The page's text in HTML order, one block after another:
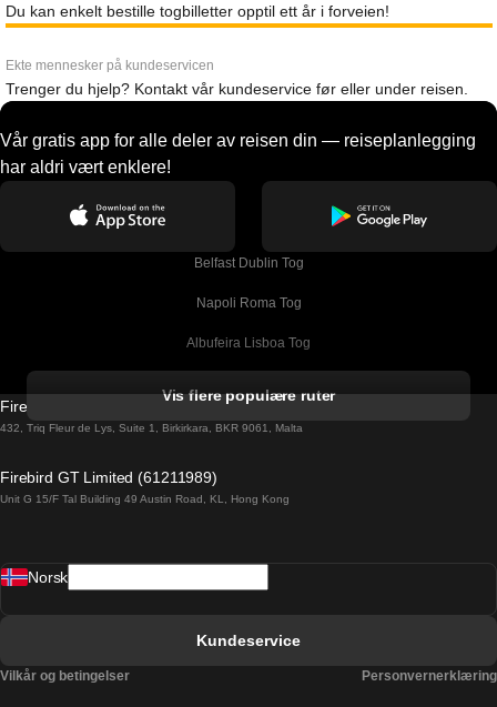
Du kan enkelt bestille togbilletter opptil ett år i forveien!
Ekte mennesker på kundeservicen
Trenger du hjelp? Kontakt vår kundeservice før eller under reisen.
Vår gratis app for alle deler av reisen din — reiseplanlegging
har aldri vært enklere!
Belfast Dublin Tog
Napoli Roma Tog
Albufeira Lisboa Tog
Barcelona Madrid Tog
Barcelona Sevilla Tog
Vis flere populære ruter
Firebird GT Limited (OC 1451)
432, Triq Fleur de Lys, Suite 1, Birkirkara, BKR 9061, Malta
Firebird GT Limited (61211989)
Unit G 15/F Tal Building 49 Austin Road, KL, Hong Kong
Norsk
Kundeservice
Vilkår og betingelser Personvernerklæring